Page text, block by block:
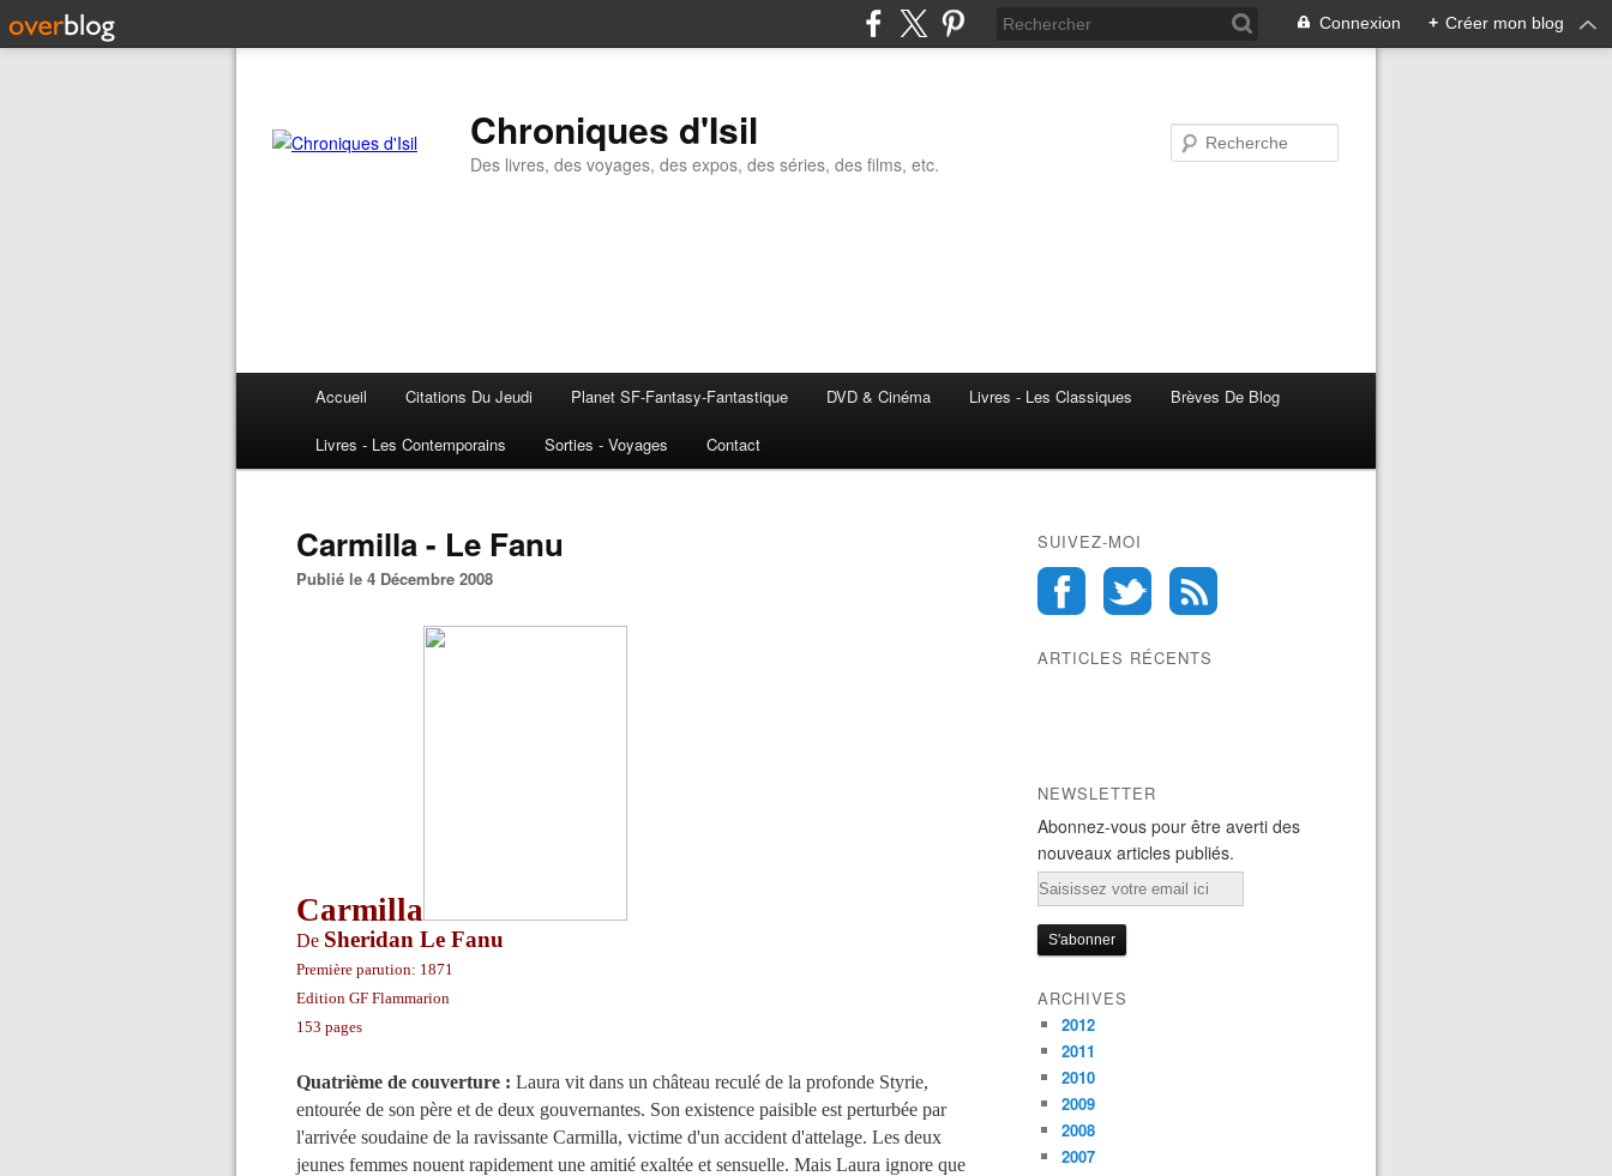
Connexion + Créer mon blog
Chroniques d'Isil
Des livres, des voyages, des expos, des séries, des films, etc.
Accueil Citations Du Jeudi Planet SF-Fantasy-Fantastique DVD & Cinéma Livres - Les Classiques Brèves De Blog
Livres - Les Contemporains Sorties - Voyages Contact
Carmilla - Le Fanu
Publié le 4 Décembre 2008
Carmilla
De Sheridan Le Fanu
Première parution: 1871
Edition GF Flammarion
153 pages
Quatrième de couverture : Laura vit dans un château reculé de la profonde Styrie,
entourée de son père et de deux gouvernantes. Son existence paisible est perturbée par
l'arrivée soudaine de la ravissante Carmilla, victime d'un accident d'attelage. Les deux
jeunes femmes nouent rapidement une amitié exaltée et sensuelle. Mais Laura ignore que
SUIVEZ-MOI
ARTICLES RÉCENTS
NEWSLETTER
Abonnez-vous pour être averti des
nouveaux articles publiés.
Email
ARCHIVES
2012
2011
2010
2009
2008
2007